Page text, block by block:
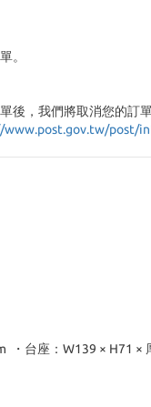
。
後，我們將取消您的訂單
post/
・台座：W139 × H71 ×